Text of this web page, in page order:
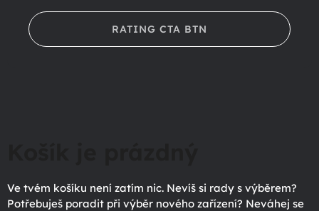
RATING CTA BTN
Ve tvém košíku není zatím nic. Nevíš si rady s výběrem?
Potřebuješ poradit při výběr nového zařízení? Neváhej se